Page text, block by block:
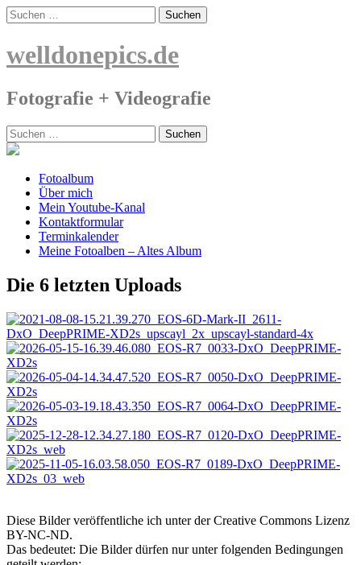
Skip
to
Suchen
nach:
welldonepics.de
Fotografie + Videografie
Suchen
nach:
Fotoalbum
Über mich
Mein Youtube-Kanal
Kontaktformular
Terminkalender
Meine Fotoalben – Altes Album
Die 6 letzten Uploads
Diese Bilder veröffentliche ich unter der Creative Commons Lizenz
BY-NC-ND.
Das bedeutet: Die Bilder dürfen nur unter folgenden Bedingungen